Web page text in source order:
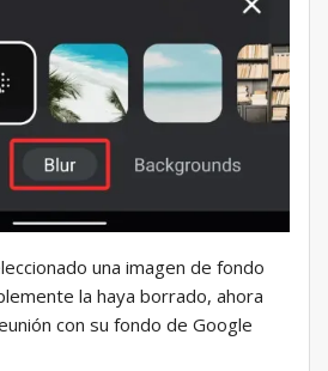
una imagen de fondo
la haya borrado, ahora
con su fondo de Google